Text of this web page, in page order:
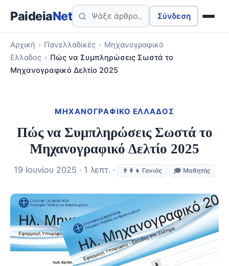
PaideiaNet Σύνδεση
Αρχική › Πανελλαδικές › Μηχανογραφικό
Ελλαδος › Πώς να Συμπληρώσεις Σωστά το
Μηχανογραφικό Δελτίο 2025
ΜΗΧΑΝΟΓΡΑΦΙΚΌ ΕΛΛΑΔΟΣ
Πώς να Συμπληρώσεις Σωστά το
Μηχανογραφικό Δελτίο 2025
19 Ιουνίου 2025 · 1 λεπτ. · 👨‍👩‍👧 Γονιός 🎓 Μαθητής